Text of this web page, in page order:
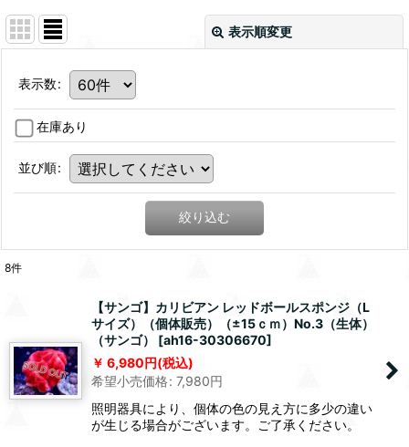
表示順変更
表示数:
在庫あり
並び順:
絞り込む
8件
【サンゴ】カリビアン レッドボールスポンジ（L
サイズ）（個体販売）（±15ｃｍ）No.3（生体）
（サンゴ）
[ah16-30306670]
6,980円(税込)
希望小売価格: 7,980円
照明器具により、個体の色の見え方に多少の違い
が生じる場合がございます。ご了承ください。